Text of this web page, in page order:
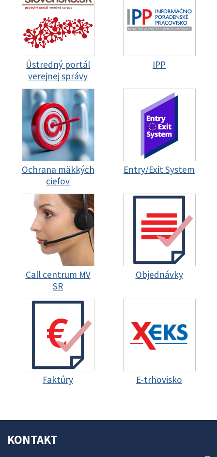
Ústredný portál
verejnej správy
IPP
Ochrana mäkkých
cieľov
Entry/Exit System
Call centrum MV
SR
Objednávky
Faktúry E-trhovisko
KONTAKT